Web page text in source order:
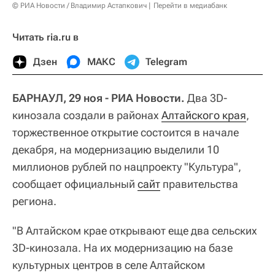
© РИА Новости / Владимир Астапкович Перейти в медиабанк
Читать ria.ru в
Дзен МАКС Telegram
БАРНАУЛ, 29 ноя - РИА Новости. Два 3D-
кинозала создали в районах Алтайского края,
торжественное открытие состоится в начале
декабря, на модернизацию выделили 10
миллионов рублей по нацпроекту "Культура",
сообщает официальный сайт правительства
региона.
"В Алтайском крае открывают еще два сельских
3D-кинозала. На их модернизацию на базе
культурных центров в селе Алтайском